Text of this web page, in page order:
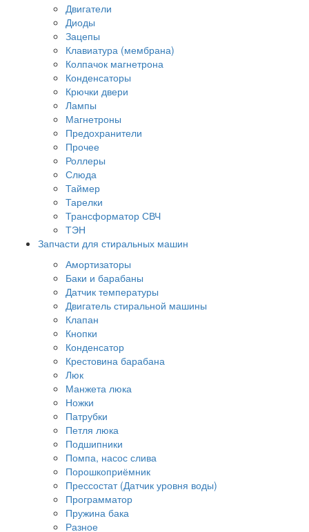
Двигатели
Диоды
Зацепы
Клавиатура (мембрана)
Колпачок магнетрона
Конденсаторы
Крючки двери
Лампы
Магнетроны
Предохранители
Прочее
Роллеры
Слюда
Таймер
Тарелки
Трансформатор СВЧ
ТЭН
Запчасти для стиральных машин
Амортизаторы
Баки и барабаны
Датчик температуры
Двигатель стиральной машины
Клапан
Кнопки
Конденсатор
Крестовина барабана
Люк
Манжета люка
Ножки
Патрубки
Петля люка
Подшипники
Помпа, насос слива
Порошкоприёмник
Прессостат (Датчик уровня воды)
Программатор
Пружина бака
Разное